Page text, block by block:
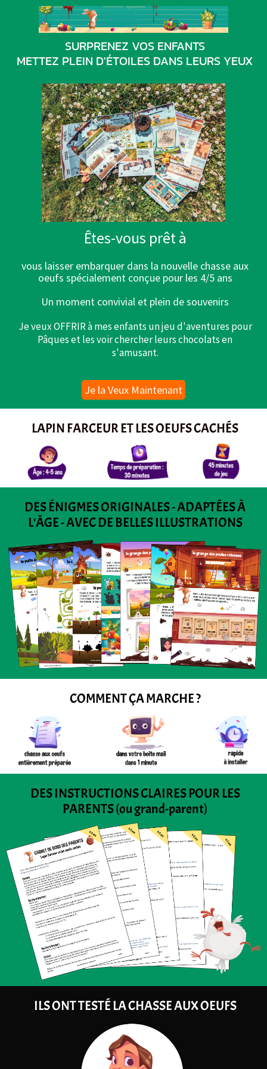
SURPRENEZ VOS ENFANTS
METTEZ PLEIN D'ÉTOILES DANS LEURS YEUX
Êtes-vous prêt à
vous laisser embarquer dans la nouvelle chasse aux
oeufs spécialement conçue pour les 4/5 ans
Un moment convivial et plein de souvenirs
Je veux OFFRIR à mes enfants un jeu d'aventures pour
Pâques et les voir chercher leurs chocolats en
s'amusant.
Je la Veux Maintenant
LAPIN FARCEUR ET LES OEUFS CACHÉS
DES ÉNIGMES ORIGINALES - ADAPTÉES À
L'ÂGE - AVEC DE BELLES ILLUSTRATIONS
COMMENT ÇA MARCHE ?
DES INSTRUCTIONS CLAIRES POUR LES
PARENTS (ou grand-parent)
ILS ONT TESTÉ LA CHASSE AUX OEUFS